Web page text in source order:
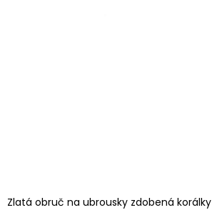
Zlatá obruč na ubrousky zdobená korálky